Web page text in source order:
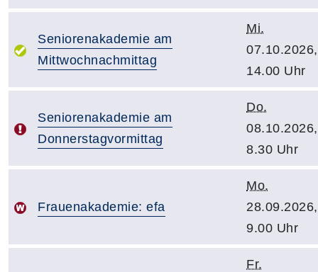
Seniorenakademie am
Mittwochnachmittag
Mi.
07.10.2026,
14.00 Uhr
Seniorenakademie am
Donnerstagvormittag
Do.
08.10.2026,
8.30 Uhr
Frauenakademie: efa
Mo.
28.09.2026,
9.00 Uhr
Fr.